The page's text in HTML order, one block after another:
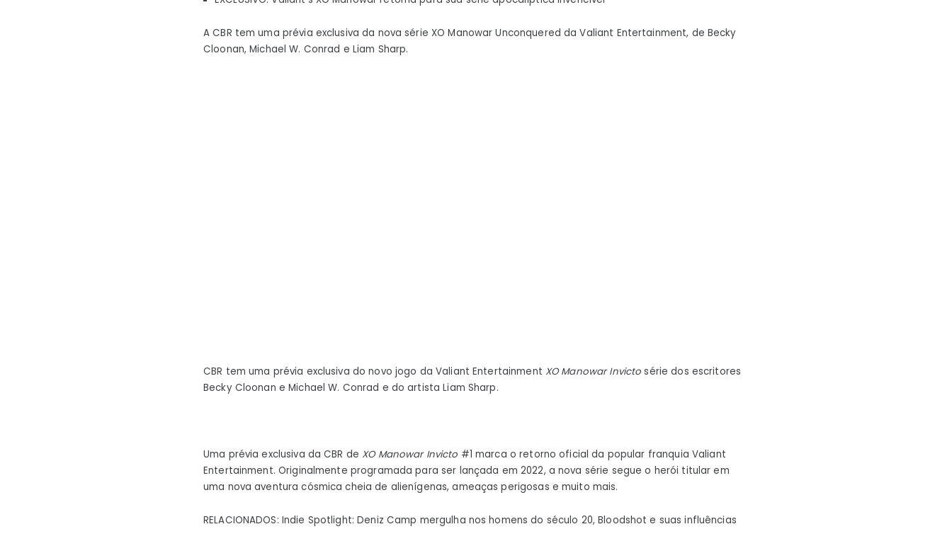
apocalíptica
A CBR tem uma prévia exclusiva da nova série XO Manowar Unconquered da Valiant Entertainment, de Becky
Cloonan, Michael W. Conrad e Liam Sharp.
CBR tem uma prévia exclusiva do novo jogo da Valiant Entertainment XO Manowar Invictosérie dos escritores
Becky Cloonan e Michael W. Conrad e do artista Liam Sharp.
Uma prévia exclusiva da CBR de XO Manowar Invicto #1 marca o retorno oficial da popular franquia Valiant
Entertainment. Originalmente programada para ser lançada em 2022, a nova série segue o herói titular em
uma nova aventura cósmica cheia de alienígenas, ameaças perigosas e muito mais.
RELACIONADOS: Indie Spotlight: Deniz Camp mergulha nos homens do século 20, Bloodshot e suas influências